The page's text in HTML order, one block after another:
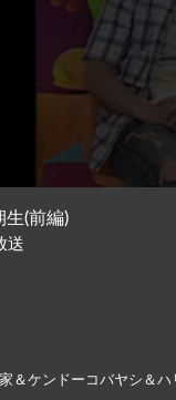
生(前編)
送
＆ケンドーコバヤシ＆ハ